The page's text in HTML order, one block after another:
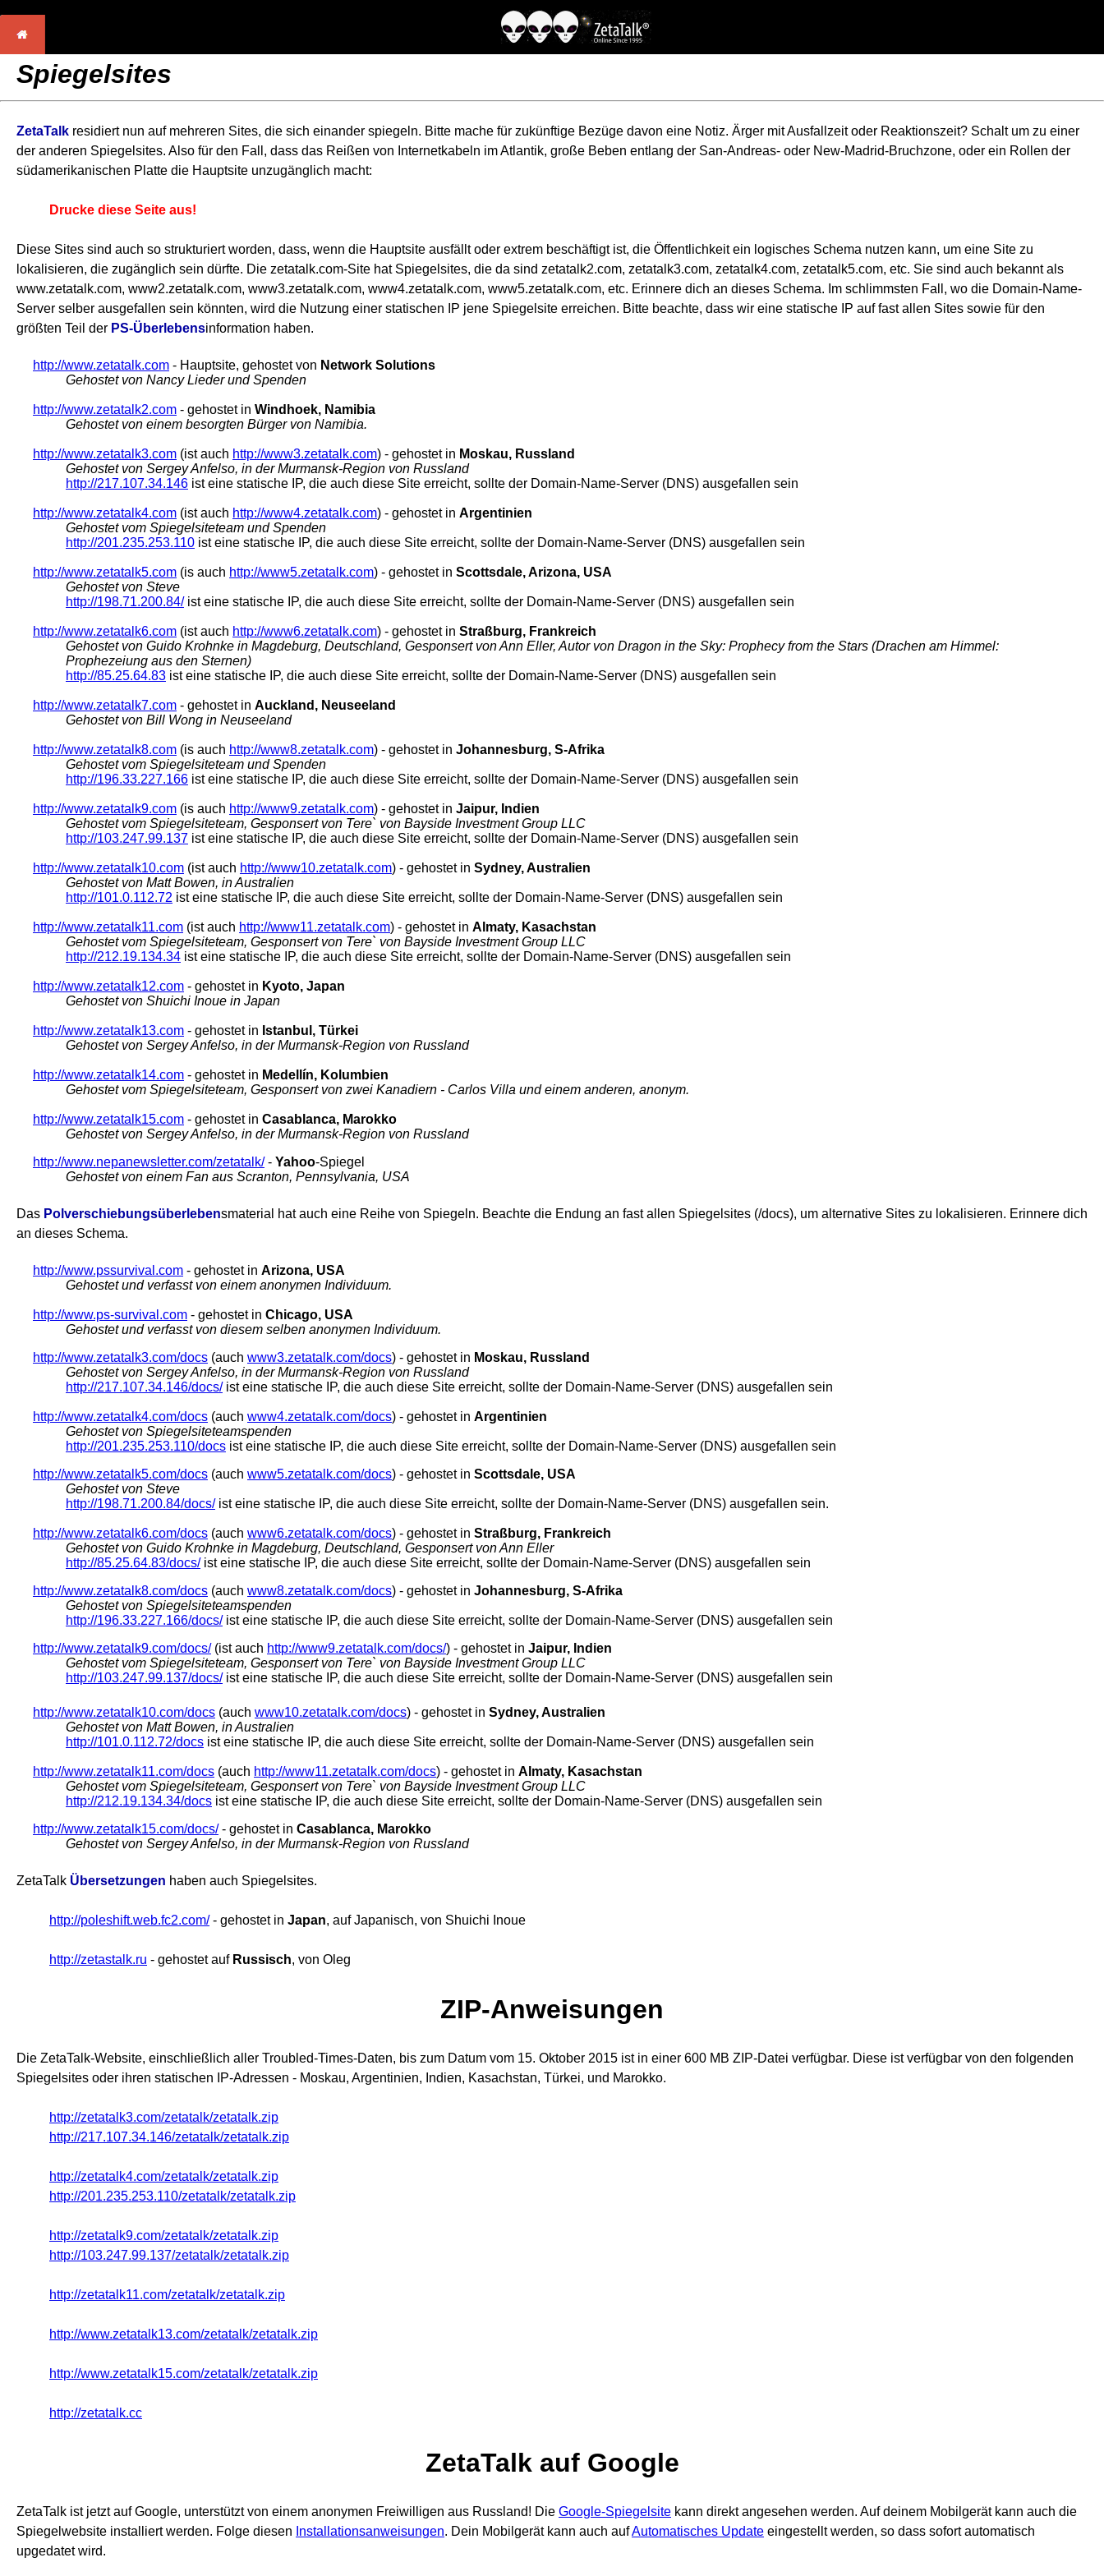
Spiegelsites
ZetaTalk residiert nun auf mehreren Sites, die sich einander spiegeln. Bitte mache für zukünftige Bezüge davon eine Notiz. Ärger mit Ausfallzeit oder Reaktionszeit? Schalt um zu einer
der anderen Spiegelsites. Also für den Fall, dass das Reißen von Internetkabeln im Atlantik, große Beben entlang der San-Andreas- oder New-Madrid-Bruchzone, oder ein Rollen der
südamerikanischen Platte die Hauptsite unzugänglich macht:
Drucke diese Seite aus!
Diese Sites sind auch so strukturiert worden, dass, wenn die Hauptsite ausfällt oder extrem beschäftigt ist, die Öffentlichkeit ein logisches Schema nutzen kann, um eine Site zu
lokalisieren, die zugänglich sein dürfte. Die zetatalk.com-Site hat Spiegelsites, die da sind zetatalk2.com, zetatalk3.com, zetatalk4.com, zetatalk5.com, etc. Sie sind auch bekannt als
www.zetatalk.com, www2.zetatalk.com, www3.zetatalk.com, www4.zetatalk.com, www5.zetatalk.com, etc. Erinnere dich an dieses Schema. Im schlimmsten Fall, wo die Domain-Name-
Server selber ausgefallen sein könnten, wird die Nutzung einer statischen IP jene Spiegelsite erreichen. Bitte beachte, dass wir eine statische IP auf fast allen Sites sowie für den
größten Teil der PS-Überlebensinformation haben.
http://www.zetatalk.com - Hauptsite, gehostet von Network Solutions
Gehostet von Nancy Lieder und Spenden
http://www.zetatalk2.com - gehostet in Windhoek, Namibia
Gehostet von einem besorgten Bürger von Namibia.
http://www.zetatalk3.com (ist auch http://www3.zetatalk.com) - gehostet in Moskau, Russland
Gehostet von Sergey Anfelso, in der Murmansk-Region von Russland
http://217.107.34.146 ist eine statische IP, die auch diese Site erreicht, sollte der Domain-Name-Server (DNS) ausgefallen sein
http://www.zetatalk4.com (ist auch http://www4.zetatalk.com) - gehostet in Argentinien
Gehostet vom Spiegelsiteteam und Spenden
http://201.235.253.110 ist eine statische IP, die auch diese Site erreicht, sollte der Domain-Name-Server (DNS) ausgefallen sein
http://www.zetatalk5.com (is auch http://www5.zetatalk.com) - gehostet in Scottsdale, Arizona, USA
Gehostet von Steve
http://198.71.200.84/ist eine statische IP, die auch diese Site erreicht, sollte der Domain-Name-Server (DNS) ausgefallen sein
http://www.zetatalk6.com (ist auch http://www6.zetatalk.com) - gehostet in Straßburg, Frankreich
Gehostet von Guido Krohnke in Magdeburg, Deutschland, Gesponsert von Ann Eller, Autor von Dragon in the Sky: Prophecy from the Stars (Drachen am Himmel:
Prophezeiung aus den Sternen)
http://85.25.64.83 ist eine statische IP, die auch diese Site erreicht, sollte der Domain-Name-Server (DNS) ausgefallen sein
http://www.zetatalk7.com - gehostet in Auckland, Neuseeland
Gehostet von Bill Wong in Neuseeland
http://www.zetatalk8.com (is auch http://www8.zetatalk.com) - gehostet in Johannesburg, S-Afrika
Gehostet vom Spiegelsiteteam und Spenden
http://196.33.227.166 ist eine statische IP, die auch diese Site erreicht, sollte der Domain-Name-Server (DNS) ausgefallen sein
http://www.zetatalk9.com (is auch http://www9.zetatalk.com) - gehostet in Jaipur, Indien
Gehostet vom Spiegelsiteteam, Gesponsert von Tere` von Bayside Investment Group LLC
http://103.247.99.137 ist eine statische IP, die auch diese Site erreicht, sollte der Domain-Name-Server (DNS) ausgefallen sein
http://www.zetatalk10.com (ist auch http://www10.zetatalk.com) - gehostet in Sydney, Australien
Gehostet von Matt Bowen, in Australien
http://101.0.112.72 ist eine statische IP, die auch diese Site erreicht, sollte der Domain-Name-Server (DNS) ausgefallen sein
http://www.zetatalk11.com (ist auch http://www11.zetatalk.com) - gehostet in Almaty, Kasachstan
Gehostet vom Spiegelsiteteam, Gesponsert von Tere` von Bayside Investment Group LLC
http://212.19.134.34 ist eine statische IP, die auch diese Site erreicht, sollte der Domain-Name-Server (DNS) ausgefallen sein
http://www.zetatalk12.com - gehostet in Kyoto, Japan
Gehostet von Shuichi Inoue in Japan
http://www.zetatalk13.com - gehostet in Istanbul, Türkei
Gehostet von Sergey Anfelso, in der Murmansk-Region von Russland
http://www.zetatalk14.com - gehostet in Medellín, Kolumbien
Gehostet vom Spiegelsiteteam, Gesponsert von zwei Kanadiern - Carlos Villa und einem anderen, anonym.
http://www.zetatalk15.com - gehostet in Casablanca, Marokko
Gehostet von Sergey Anfelso, in der Murmansk-Region von Russland
http://www.nepanewsletter.com/zetatalk/- Yahoo-Spiegel
Gehostet von einem Fan aus Scranton, Pennsylvania, USA
Das Polverschiebungsüberlebensmaterial hat auch eine Reihe von Spiegeln. Beachte die Endung an fast allen Spiegelsites (/docs), um alternative Sites zu lokalisieren. Erinnere dich
an dieses Schema.
http://www.pssurvival.com - gehostet in Arizona, USA
Gehostet und verfasst von einem anonymen Individuum.
http://www.ps-survival.com - gehostet in Chicago, USA
Gehostet und verfasst von diesem selben anonymen Individuum.
http://www.zetatalk3.com/docs (auch www3.zetatalk.com/docs) - gehostet in Moskau, Russland
Gehostet von Sergey Anfelso, in der Murmansk-Region von Russland
http://217.107.34.146/docs/ist eine statische IP, die auch diese Site erreicht, sollte der Domain-Name-Server (DNS) ausgefallen sein
http://www.zetatalk4.com/docs (auch www4.zetatalk.com/docs) - gehostet in Argentinien
Gehostet von Spiegelsiteteamspenden
http://201.235.253.110/docs ist eine statische IP, die auch diese Site erreicht, sollte der Domain-Name-Server (DNS) ausgefallen sein
http://www.zetatalk5.com/docs (auch www5.zetatalk.com/docs) - gehostet in Scottsdale, USA
Gehostet von Steve
http://198.71.200.84/docs/ist eine statische IP, die auch diese Site erreicht, sollte der Domain-Name-Server (DNS) ausgefallen sein.
http://www.zetatalk6.com/docs (auch www6.zetatalk.com/docs) - gehostet in Straßburg, Frankreich
Gehostet von Guido Krohnke in Magdeburg, Deutschland, Gesponsert von Ann Eller
http://85.25.64.83/docs/ist eine statische IP, die auch diese Site erreicht, sollte der Domain-Name-Server (DNS) ausgefallen sein
http://www.zetatalk8.com/docs (auch www8.zetatalk.com/docs) - gehostet in Johannesburg, S-Afrika
Gehostet von Spiegelsiteteamspenden
http://196.33.227.166/docs/ist eine statische IP, die auch diese Site erreicht, sollte der Domain-Name-Server (DNS) ausgefallen sein
http://www.zetatalk9.com/docs/(ist auch http://www9.zetatalk.com/docs/) - gehostet in Jaipur, Indien
Gehostet vom Spiegelsiteteam, Gesponsert von Tere` von Bayside Investment Group LLC
http://103.247.99.137/docs/ist eine statische IP, die auch diese Site erreicht, sollte der Domain-Name-Server (DNS) ausgefallen sein
http://www.zetatalk10.com/docs (auch www10.zetatalk.com/docs) - gehostet in Sydney, Australien
Gehostet von Matt Bowen, in Australien
http://101.0.112.72/docs ist eine statische IP, die auch diese Site erreicht, sollte der Domain-Name-Server (DNS) ausgefallen sein
http://www.zetatalk11.com/docs (auch http://www11.zetatalk.com/docs) - gehostet in Almaty, Kasachstan
Gehostet vom Spiegelsiteteam, Gesponsert von Tere` von Bayside Investment Group LLC
http://212.19.134.34/docs ist eine statische IP, die auch diese Site erreicht, sollte der Domain-Name-Server (DNS) ausgefallen sein
http://www.zetatalk15.com/docs/- gehostet in Casablanca, Marokko
Gehostet von Sergey Anfelso, in der Murmansk-Region von Russland
ZetaTalk Übersetzungen haben auch Spiegelsites.
http://poleshift.web.fc2.com/- gehostet in Japan, auf Japanisch, von Shuichi Inoue
http://zetastalk.ru - gehostet auf Russisch, von Oleg
ZIP-Anweisungen
Die ZetaTalk-Website, einschließlich aller Troubled-Times-Daten, bis zum Datum vom 15. Oktober 2015 ist in einer 600 MB ZIP-Datei verfügbar. Diese ist verfügbar von den folgenden
Spiegelsites oder ihren statischen IP-Adressen - Moskau, Argentinien, Indien, Kasachstan, Türkei, und Marokko.
http://zetatalk3.com/zetatalk/zetatalk.zip
http://217.107.34.146/zetatalk/zetatalk.zip
http://zetatalk4.com/zetatalk/zetatalk.zip
http://201.235.253.110/zetatalk/zetatalk.zip
http://zetatalk9.com/zetatalk/zetatalk.zip
http://103.247.99.137/zetatalk/zetatalk.zip
http://zetatalk11.com/zetatalk/zetatalk.zip
http://www.zetatalk13.com/zetatalk/zetatalk.zip
http://www.zetatalk15.com/zetatalk/zetatalk.zip
http://zetatalk.cc
ZetaTalk auf Google
ZetaTalk ist jetzt aufGoogle, unterstützt von einem anonymen Freiwilligen aus Russland! Die Google-Spiegelsite kann direkt angesehen werden. Auf deinem Mobilgerät kann auch die
Spiegelwebsite installiert werden. Folge diesen Installationsanweisungen. Dein Mobilgerät kann auch aufAutomatisches Update eingestellt werden, so dass sofort automatisch
upgedatet wird.